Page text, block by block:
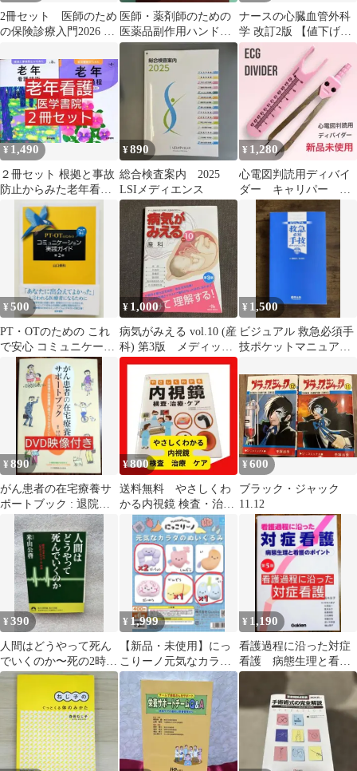
2冊セット 医師のため
の保険診療入門2026 電
ュアル
医師・薬剤師のための
医薬品副作用ハンドブ
ック
ナースの心臓血管外科
学 改訂2版 【値下げ
可】
¥ 1,490
２冊セット 根拠と事故
防止からみた老年看護
技術 第３版 ／老年看護
過程 第４版
¥890
総合検査案内 2025
LSIメディエンス
¥ 1,280
心電図判読用ディバイ
ダー キャリパー 心
電図検定 新品ピン
ク 即日発送
¥500
PT・OTのための これ
で安心 コミュニケーシ
ョン実践ガイド
¥ 1,000
病気がみえる vol.10 (産
科) 第3版 メディック
メディア
¥ 1,500
ビジュアル 救急必須手
技ポケットマニュアル
¥890
がん患者の在宅療養サ
ポートブック : 退院指
導や訪問看護に役立つ
ケアのポイント
¥800
送料無料 やさしくわ
かる内視鏡 検査・治
療・ケア
¥600
ブラック・ジャック
11.12
¥390
人間はどうやって死ん
でいくのか〜死の2時間
前、死の2日前、生命が
終わるプログラム
¥ 1,999
【新品・未使用】にっ
こりーノ元気なカラダ
のぬいぐるみ 大腸・肝
臓・肺 バラ売り可
¥ 1,190
看護過程に沿った対症
看護 病態生理と看護
のポイント 第５版